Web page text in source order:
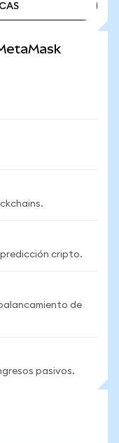
predicción cripto.
de
pasivos.